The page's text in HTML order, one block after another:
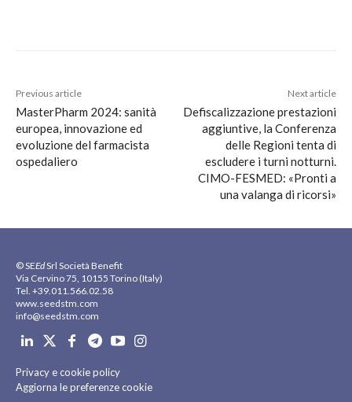
Previous article
MasterPharm 2024: sanità
europea, innovazione ed
evoluzione del farmacista
ospedaliero
Next article
Defiscalizzazione prestazioni
aggiuntive, la Conferenza
delle Regioni tenta di
escludere i turni notturni.
CIMO-FESMED: «Pronti a
una valanga di ricorsi»
© SEEdSrl Società Benefit
Via Cervino 75, 10155 Torino (Italy)
Tel. +39.011.566.02.58
www.seedstm.com
info@seedstm.com
Privacy e cookie policy
Aggiorna le preferenze cookie